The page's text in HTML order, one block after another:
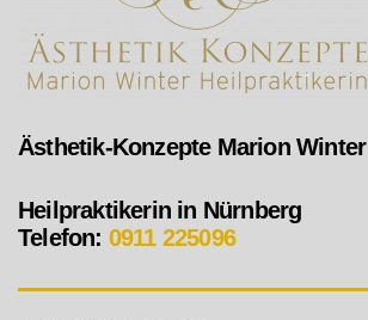
Ästhetik-Konzepte Marion Winter
Heilpraktikerin in Nürnberg
Telefon: 0911 225096